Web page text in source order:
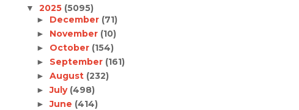
▼ 2025 (5095)
► December (71)
► November (10)
► October (154)
► September (161)
► August (232)
►July (498)
►June (414)